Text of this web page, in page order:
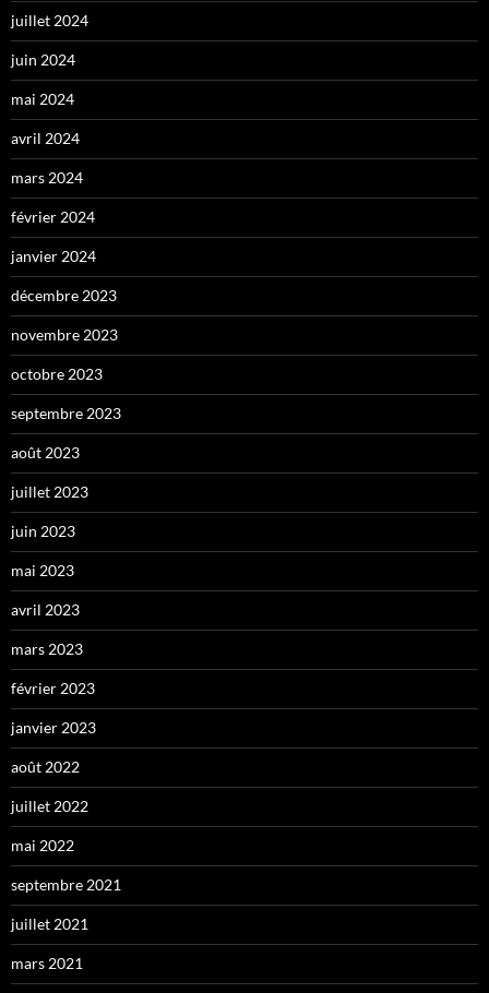
juillet 2024
juin 2024
mai 2024
avril 2024
mars 2024
février 2024
janvier 2024
décembre 2023
novembre 2023
octobre 2023
septembre 2023
août 2023
juillet 2023
juin 2023
mai 2023
avril 2023
mars 2023
février 2023
janvier 2023
août 2022
juillet 2022
mai 2022
septembre 2021
juillet 2021
mars 2021